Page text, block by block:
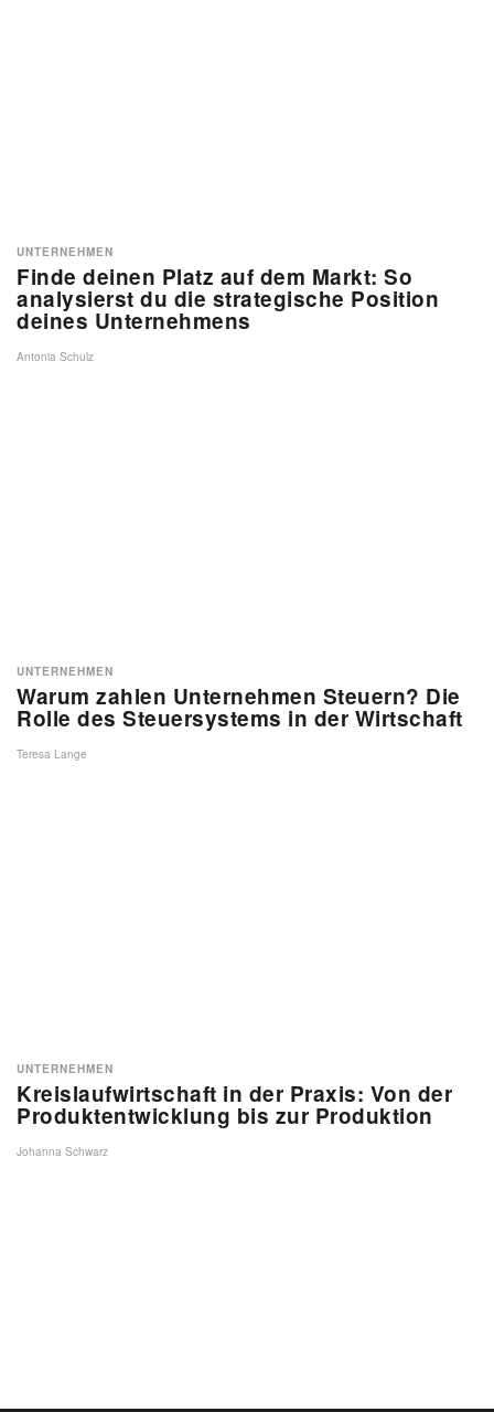
Finde deinen Platz auf dem Markt: So
analysierst du die strategische Position
deines Unternehmens
UNTERNEHMEN
Antonia Schulz
Warum zahlen Unternehmen Steuern? Die
Rolle des Steuersystems in der Wirtschaft
UNTERNEHMEN
Teresa Lange
Kreislaufwirtschaft in der Praxis: Von der
Produktentwicklung bis zur Produktion
UNTERNEHMEN
Johanna Schwarz